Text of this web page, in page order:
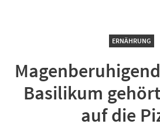
ERNÄHRUNG
Basilikum
auf die